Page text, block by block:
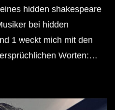
hidden shakespeare
bei hidden
1 weckt mich mit den
Worten:…